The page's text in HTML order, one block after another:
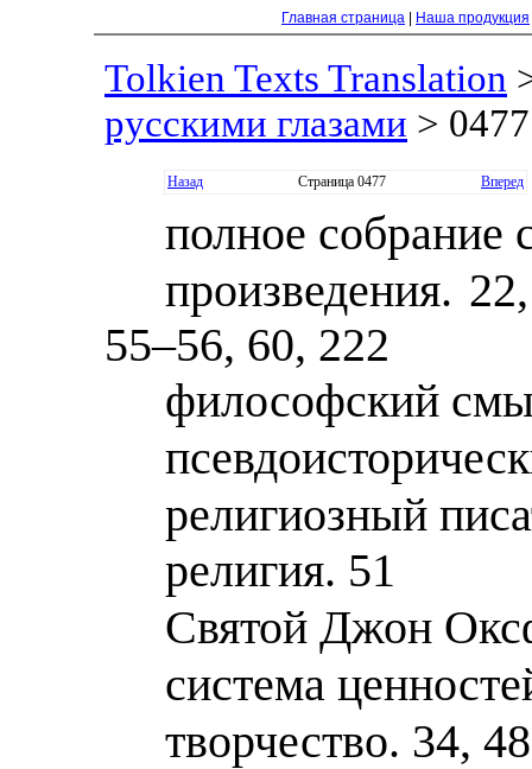
Главная страница Наша продукция
Tolkien Texts Translation
русскими глазами > 0477
Назад Страница 0477 Вперед
полное собрание
произведения.
55–56, 60, 222
философский
религиозный
религия. 51
Святой Джон
система
творчество. 34,